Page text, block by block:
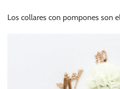
Los collares con pompones son